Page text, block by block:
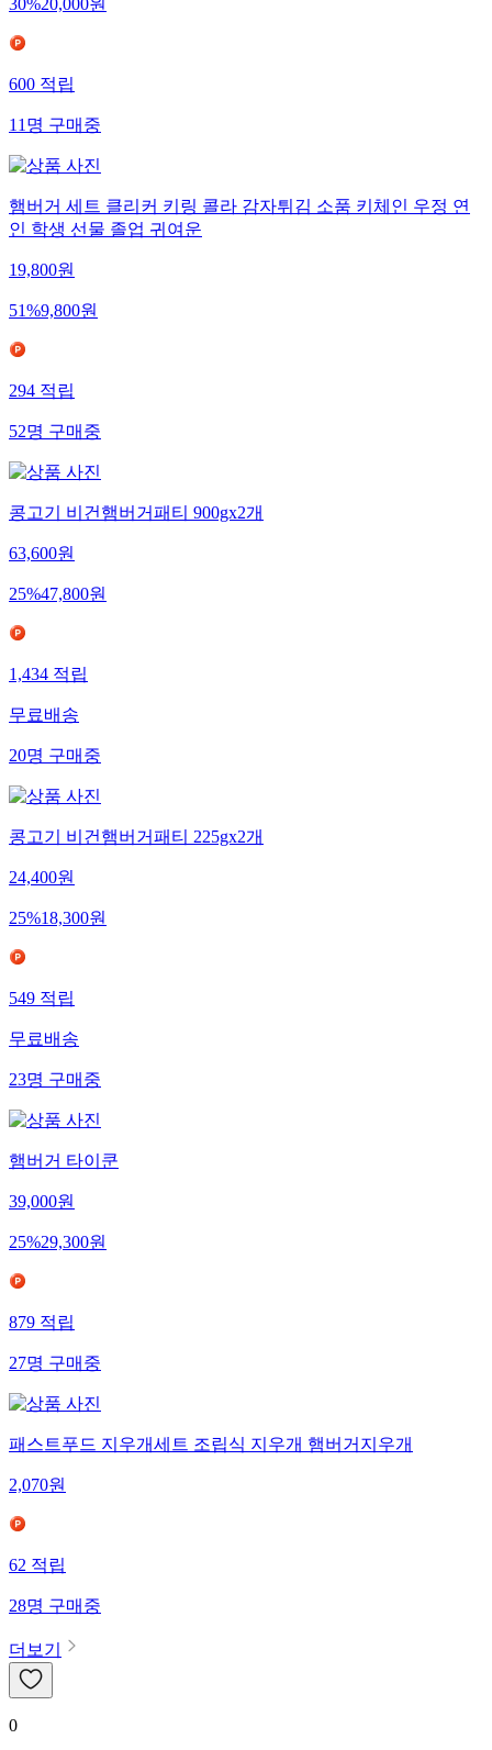
30%20,000원
600적립
11명구매중
햄버거 세트 클리커 키링 콜라 감자튀김 소품 키체인 우정 연
인 학생 선물 졸업 귀여운
19,800원
51%9,800원
294적립
52명구매중
콩고기 비건햄버거패티 900gx2개
63,600원
25%47,800원
1,434적립
무료배송
20명구매중
콩고기 비건햄버거패티 225gx2개
24,400원
25%18,300원
549적립
무료배송
23명구매중
햄버거 타이쿤
39,000원
25%29,300원
879적립
27명구매중
패스트푸드 지우개세트 조립식 지우개 햄버거지우개
2,070원
62적립
28명구매중
더보기
0